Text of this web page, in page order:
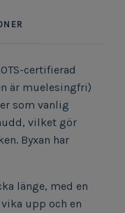
certifierad
är muelesingfri)
som vanlig
vilket gör
Byxan har
länge, med en
upp och en